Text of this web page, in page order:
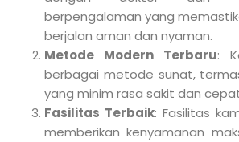
berpengalaman yang
berjalan aman dan nyaman.
Metode Modern Terbaru:
berbagai metode sunat,
yang minim rasa sakit dan
Fasilitas Terbaik: Fasilitas
memberikan kenyamanan